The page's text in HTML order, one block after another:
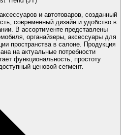
и автотоваров, созданный
современный дизайн и удобство в
В ассортименте представлены
органайзеры, аксессуары для
пространства в салоне. Продукция
на актуальные потребности
функциональность, простоту
ценовой сегмент.